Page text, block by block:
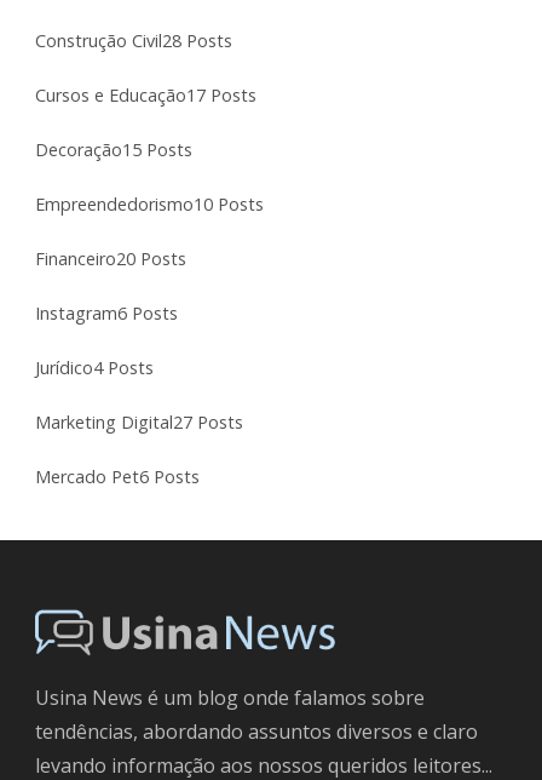
Construção Civil28 Posts
Cursos e Educação17 Posts
Decoração15 Posts
Empreendedorismo10 Posts
Financeiro20 Posts
Instagram6 Posts
Jurídico4 Posts
Marketing Digital27 Posts
Mercado Pet6 Posts
Usina News é um blog onde falamos sobre
tendências, abordando assuntos diversos e claro
levando informação aos nossos queridos leitores...